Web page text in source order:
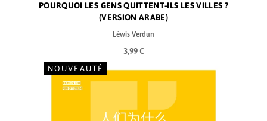
POURQUOI LES GENS QUITTENT-ILS LES VILLES ?
(VERSION ARABE)
Léwis Verdun
3,99 €
NOUVEAUTÉ